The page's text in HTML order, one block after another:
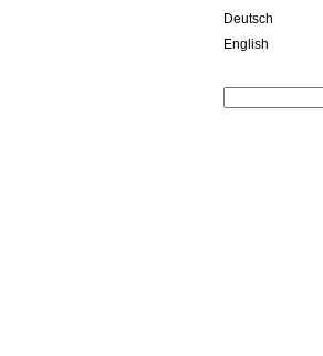
Deutsch
English